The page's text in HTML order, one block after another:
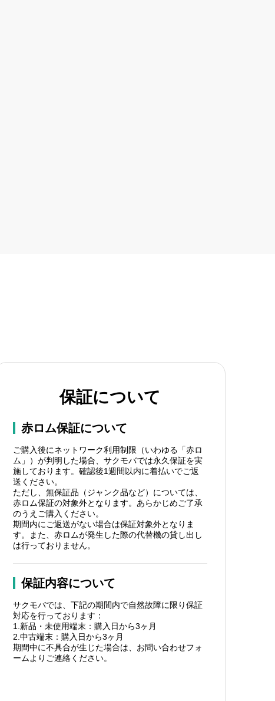
保証について
赤ロム保証について
ご購入後にネットワーク利用制限（いわゆる「赤ロ
ム」）が判明した場合、サクモバでは永久保証を実
施しております。確認後1週間以内に着払いでご返
送ください。
ただし、無保証品（ジャンク品など）については、
赤ロム保証の対象外となります。あらかじめご了承
のうえご購入ください。
期間内にご返送がない場合は保証対象外となりま
す。また、赤ロムが発生した際の代替機の貸し出し
は行っておりません。
保証内容について
サクモバでは、下記の期間内で自然故障に限り保証
対応を行っております：
1.新品・未使用端末：購入日から3ヶ月
2.中古端末：購入日から3ヶ月
期間中に不具合が生じた場合は、お問い合わせフォ
ームよりご連絡ください。